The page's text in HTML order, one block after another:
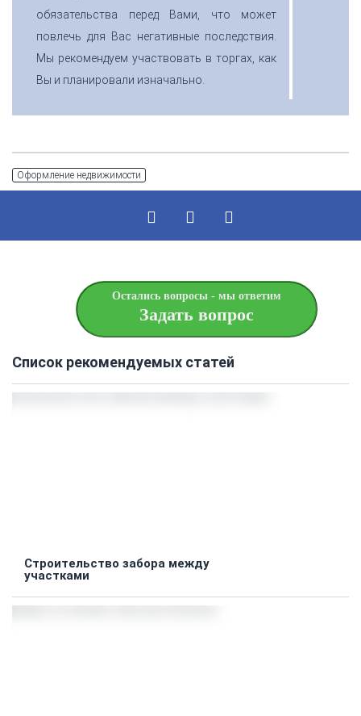
обязательства перед Вами, что может
повлечь для Вас негативные последствия.
Мы рекомендуем участвовать в торгах, как
Вы и планировали изначально.
Оформление недвижимости
Остались вопросы - мы ответим
Задать вопрос
Список рекомендуемых статей
Строительство забора между
участками